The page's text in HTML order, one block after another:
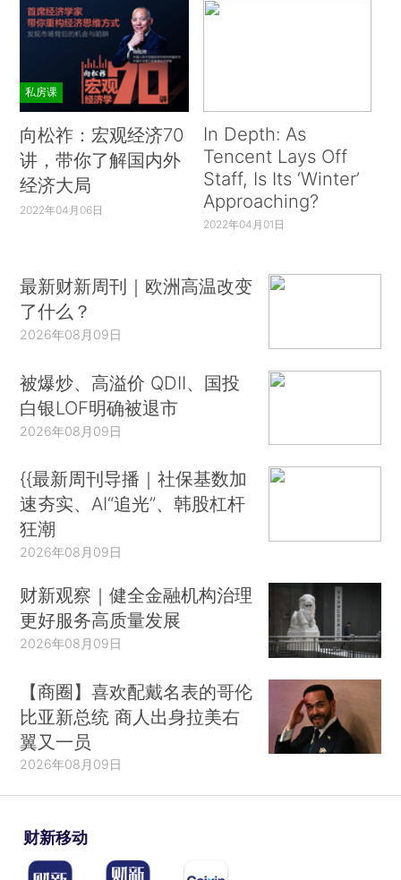
私房课
向松祚：宏观经济70
讲，带你了解国内外
经济大局
2022年04月06日
In Depth: As
Tencent Lays Off
Staff, Is Its ‘Winter’
Approaching?
2022年04月01日
最新财新周刊｜欧洲高温改变
了什么？
2026年08月09日
被爆炒、高溢价 QDII、国投
白银LOF明确被退市
2026年08月09日
{{最新周刊导播｜社保基数加
速夯实、AI“追光”、韩股杠杆
狂潮
2026年08月09日
财新观察｜健全金融机构治理
更好服务高质量发展
2026年08月09日
【商圈】喜欢配戴名表的哥伦
比亚新总统 商人出身拉美右
翼又一员
2026年08月09日
财新移动